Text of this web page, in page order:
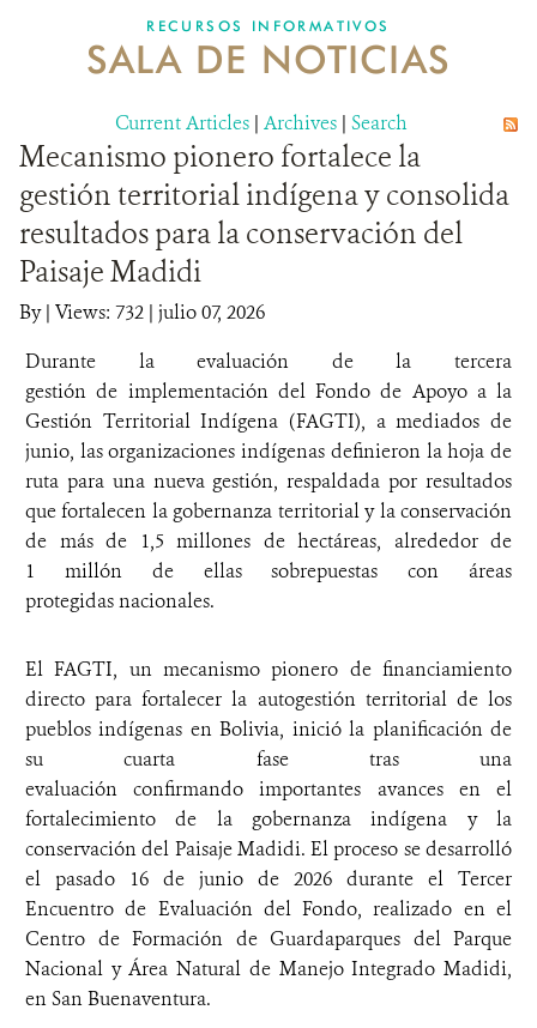
NOSOTROS
DONA
RECURSOS INFORMATIVOS
SALA DE NOTICIAS
Current Articles | Archives | Search
Mecanismo pionero fortalece la
gestión territorial indígena y consolida
resultados para la conservación del
Paisaje Madidi
By| Views: 732 | julio 07, 2026
Durante la evaluación de la tercera
gestión de implementación del Fondo de Apoyo a la
Gestión Territorial Indígena (FAGTI), a mediados de
junio, las organizaciones indígenas definieron la hoja de
ruta para una nueva gestión, respaldada por resultados
que fortalecen la gobernanza territorial y la conservación
de más de 1,5 millones de hectáreas, alrededor de
1 millón de ellas sobrepuestas con áreas
protegidas nacionales.
El FAGTI, un mecanismo pionero de financiamiento
directo para fortalecer la autogestión territorial de los
pueblos indígenas en Bolivia, inició la planificación de
su cuarta fase tras una
evaluación confirmando importantes avances en el
fortalecimiento de la gobernanza indígena y la
conservación del Paisaje Madidi. El proceso se desarrolló
el pasado 16 de junio de 2026 durante el Tercer
Encuentro de Evaluación del Fondo, realizado en el
Centro de Formación de Guardaparques del Parque
Nacional y Área Natural de Manejo Integrado Madidi,
en San Buenaventura.